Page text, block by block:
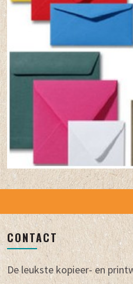
CONTACT
De leukste kopieer- en